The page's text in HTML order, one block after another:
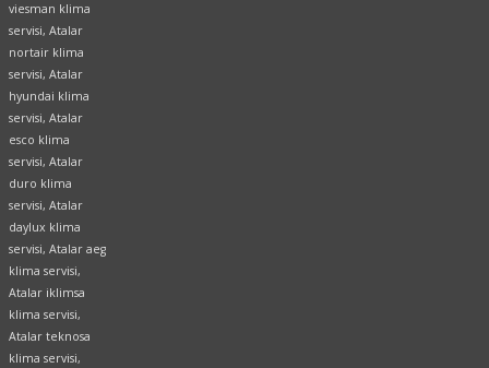
viesman klima
servisi, Atalar
nortair klima
servisi, Atalar
hyundai klima
servisi, Atalar
esco klima
servisi, Atalar
duro klima
servisi, Atalar
daylux klima
servisi, Atalar aeg
klima servisi,
Atalar iklimsa
klima servisi,
Atalar teknosa
klima servisi,